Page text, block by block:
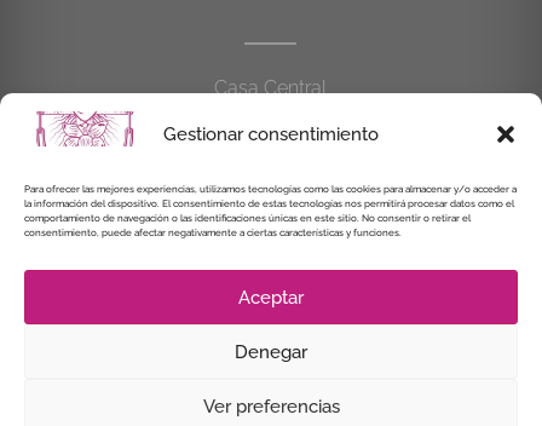
Gestionar consentimiento
Para ofrecer las mejores experiencias, utilizamos tecnologías como las cookies para almacenar y/o acceder a
la información del dispositivo. El consentimiento de estas tecnologías nos permitirá procesar datos como el
comportamiento de navegación o las identificaciones únicas en este sitio. No consentir o retirar el
consentimiento, puede afectar negativamente a ciertas características y funciones.
Aceptar
Denegar
Ver preferencias
Casa Central
C/Cardenal Cisneros, 55
914 462 114
alianzaenjesuspormaria@gmail.com